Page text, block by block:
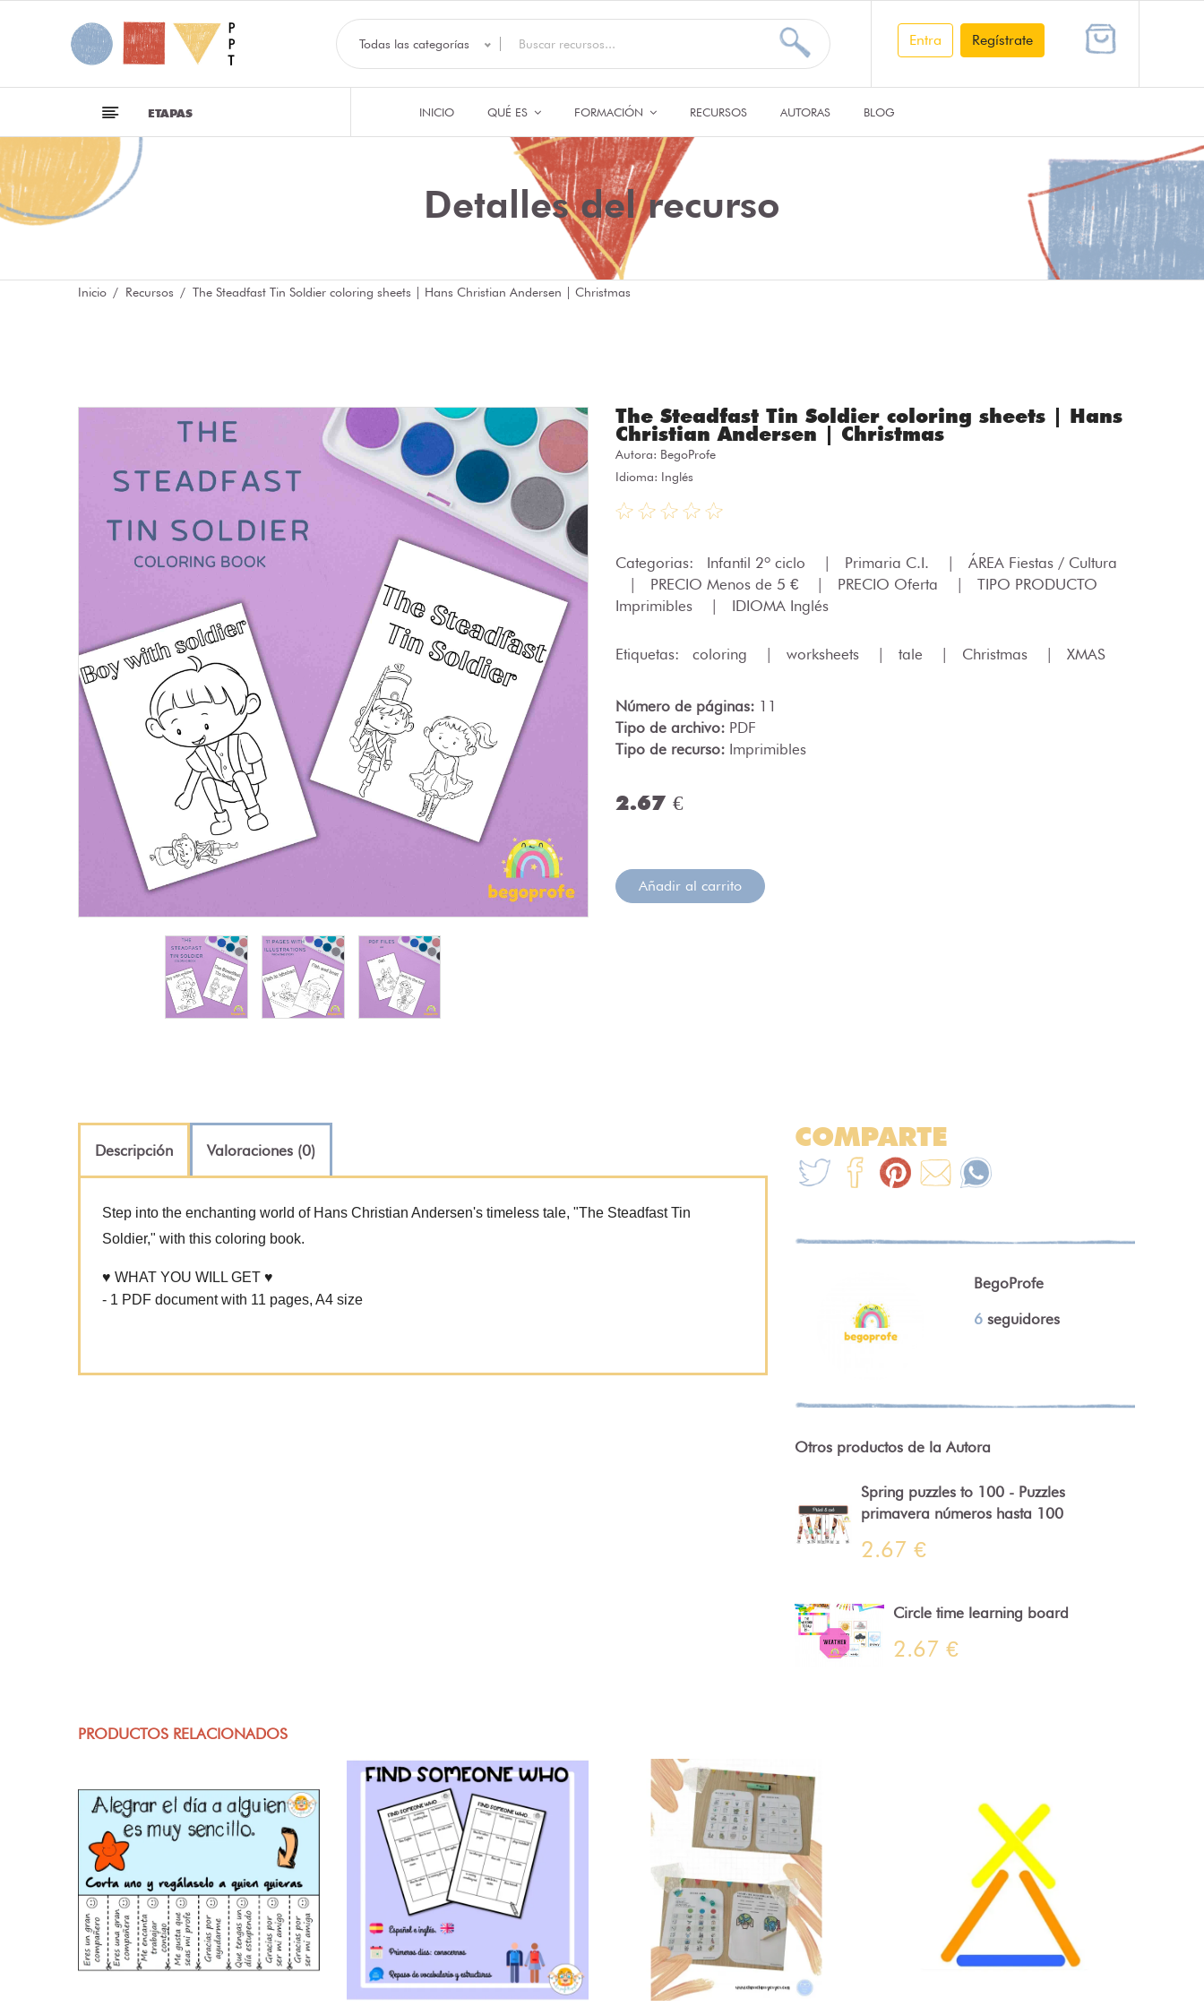
Todas las categorías Entra Regístrate
ETAPAS INICIO QUÉ ES FORMACIÓN RECURSOS AUTORAS BLOG
Detalles del recurso
Inicio Recursos The Steadfast Tin Soldier coloring sheets | Hans Christian Andersen | Christmas
The Steadfast Tin Soldier coloring sheets | Hans
Christian Andersen | Christmas
Autora: BegoProfe
Idioma: Inglés
Categorias: Infantil 2º ciclo Primaria C.I.
ÁREA Fiestas / Cultura
PRECIO Menos de 5 € PRECIO Oferta
TIPO PRODUCTO
Imprimibles
IDIOMA Inglés
Etiquetas: coloring worksheets tale Christmas XMAS
Número de páginas: 11
Tipo de archivo: PDF
Tipo de recurso: Imprimibles
2.67 €
Añadir al carrito
Descripción Valoraciones (0)
Step into the enchanting world of Hans Christian Andersen's timeless tale, "The Steadfast Tin
Soldier," with this coloring book.
♥ WHAT YOU WILL GET ♥
- 1 PDF document with 11 pages, A4 size
COMPARTE
BegoProfe
6 seguidores
Otros productos de la Autora
Spring puzzles to 100 - Puzzles
primavera números hasta 100
2.67 €
Circle time learning board
2.67 €
PRODUCTOS RELACIONADOS